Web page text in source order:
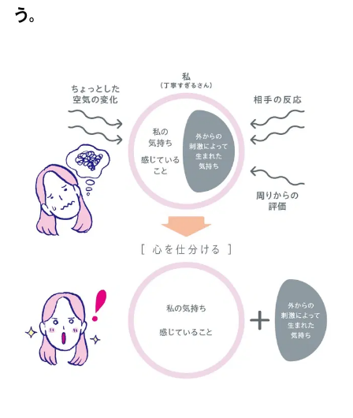
う。